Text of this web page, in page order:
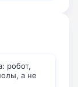
робот,
а не